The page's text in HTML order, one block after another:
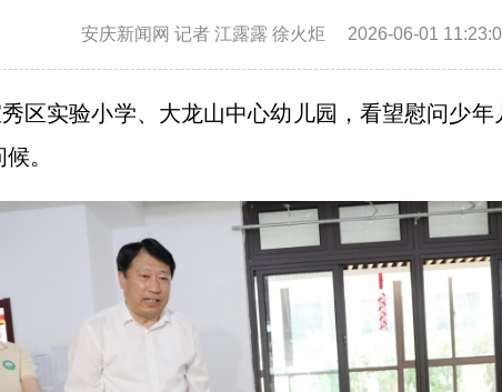
安庆新闻网 记者 江露露 徐火炬 2026-06-01
实验小学、大龙山中心幼儿园，看望慰问少年
。